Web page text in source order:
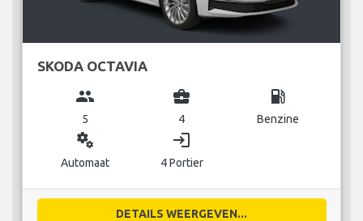
SKODA OCTAVIA
group
5
business_center
4
local_gas_station
Benzine
miscellaneous_services
Automaat
login
4 Portier
DETAILS WEERGEVEN...